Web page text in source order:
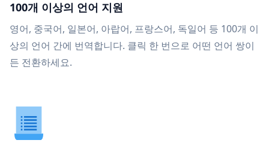
100개 이상의 언어 지원
영어, 중국어, 일본어, 아랍어, 프랑스어, 독일어 등 100개 이
상의 언어 간에 번역합니다. 클릭 한 번으로 어떤 언어 쌍이
든 전환하세요.